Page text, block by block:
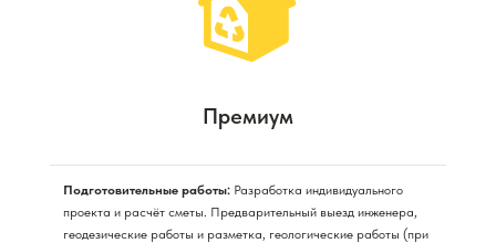
Премиум
Подготовительные работы: Разработка индивидуального
проекта и расчёт сметы. Предварительный выезд инженера,
геодезические работы и разметка, геологические работы (при